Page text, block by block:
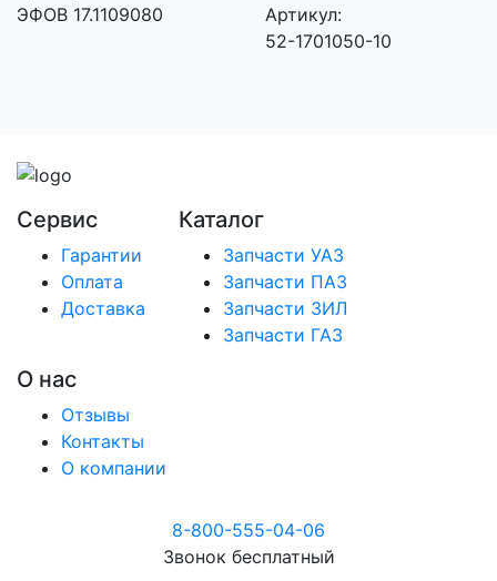
ЭФОВ 17.1109080
Артикул:
52-1701050-10
Сервис
Гарантии
Оплата
Доставка
Каталог
Запчасти УАЗ
Запчасти ПАЗ
Запчасти ЗИЛ
Запчасти ГАЗ
О нас
Отзывы
Контакты
О компании
8-800-555-04-06
Звонок бесплатный